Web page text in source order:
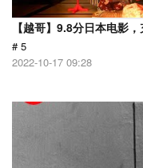
【越哥】9.8分日本电影
# 5
2022-10-17 09:28